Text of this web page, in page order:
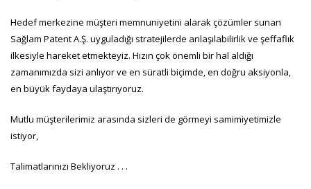
Hedef merkezine müşteri memnuniyetini alarak çözümler sunan
Sağlam Patent A.Ş. uyguladığı stratejilerde anlaşılabilirlik ve şeffaflık
ilkesiyle hareket etmekteyiz. Hızın çok önemli bir hal aldığı
zamanımızda sizi anlıyor ve en süratli biçimde, en doğru aksiyonla,
en büyük faydaya ulaştırıyoruz.
Mutlu müşterilerimiz arasında sizleri de görmeyi samimiyetimizle
istiyor,
Talimatlarınızı Bekliyoruz . . .